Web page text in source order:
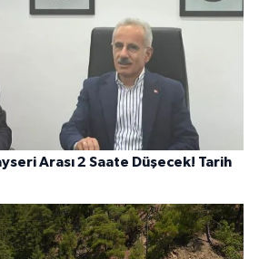
Arası 2 Saate Düşecek! Tarih